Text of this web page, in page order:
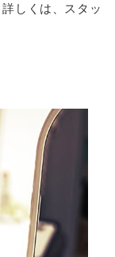
詳しくは、スタッ